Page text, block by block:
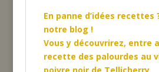
En panne d’idées recettes
notre blog !
Vous y découvrirez, entre
recette des palourdes au